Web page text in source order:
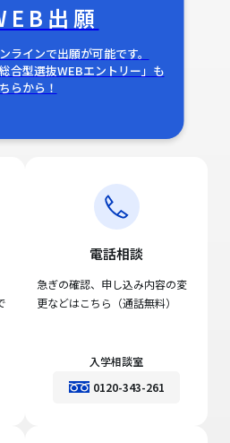
出願
ラインで出願が可能です。
総合型選抜WEBエントリー」も
らから！
電話相談
急ぎの確認、申し込み内容の変
更などはこちら（通話無料）
入学相談室
0120-343-261